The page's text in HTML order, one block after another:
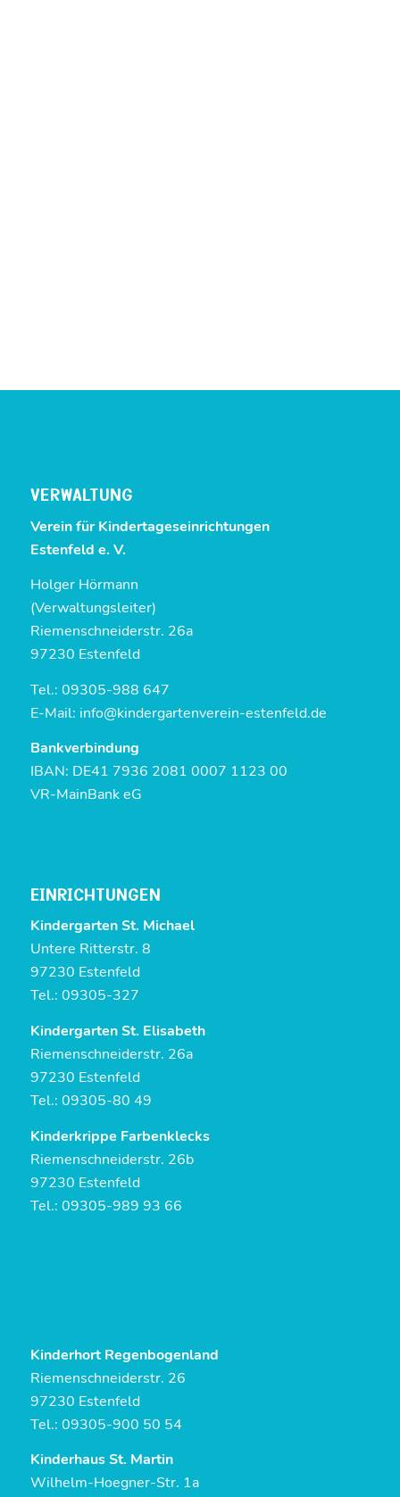
VERWALTUNG
Verein für Kinder­tages­einrichtungen
Estenfeld e. V.
Holger Hörmann
(Verwaltungsleiter)
Riemenschneiderstr. 26a
97230 Estenfeld
Tel.: 09305-988 647
E-Mail: info@kindergartenverein-estenfeld.de
Bankverbindung
IBAN: DE41 7936 2081 0007 1123 00
VR-MainBank eG
EINRICHTUNGEN
Kindergarten St. Michael
Untere Ritterstr. 8
97230 Estenfeld
Tel.: 09305-327
Kindergarten St. Elisabeth
Riemenschneiderstr. 26a
97230 Estenfeld
Tel.: 09305-80 49
Kinderkrippe Farbenklecks
Riemenschneiderstr. 26b
97230 Estenfeld
Tel.: 09305-989 93 66
Kinderhort Regenbogenland
Riemenschneiderstr. 26
97230 Estenfeld
Tel.: 09305-900 50 54
Kinderhaus St. Martin
Wilhelm-Hoegner-Str. 1a